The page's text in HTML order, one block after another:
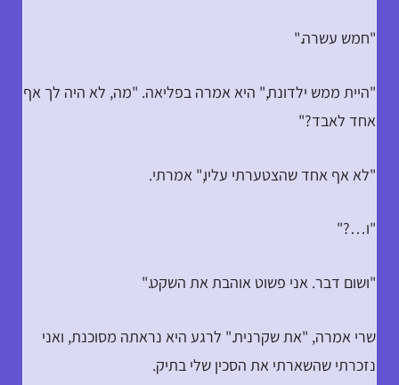
"חמש עשרה."
"היית ממש ילדונת," היא אמרה בפליאה. "מה, לא היה לך אף
אחד לאבד?"
"לא אף אחד שהצטערתי עליו," אמרתי.
"ו…?"
"ושום דבר. אני פשוט אוהבת את השקט."
שרי אמרה, "את שקרנית." לרגע היא נראתה מסוכנת, ואני
נזכרתי שהשארתי את הסכין שלי בתיק.